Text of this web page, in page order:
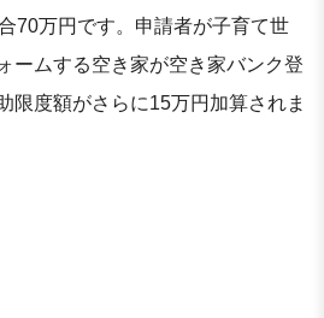
70万円です。申請者が子育て世
ームする空き家が空き家バンク登
限度額がさらに15万円加算されま